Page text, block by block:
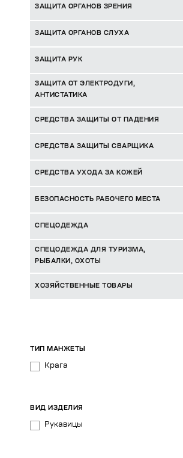
ЗАЩИТА ОРГАНОВ ЗРЕНИЯ
ЗАЩИТА ОРГАНОВ СЛУХА
ЗАЩИТА РУК
ЗАЩИТА ОТ ЭЛЕКТРОДУГИ,
АНТИСТАТИКА
СРЕДСТВА ЗАЩИТЫ ОТ ПАДЕНИЯ
СРЕДСТВА ЗАЩИТЫ СВАРЩИКА
СРЕДСТВА УХОДА ЗА КОЖЕЙ
БЕЗОПАСНОСТЬ РАБОЧЕГО МЕСТА
СПЕЦОДЕЖДА
СПЕЦОДЕЖДА ДЛЯ ТУРИЗМА,
РЫБАЛКИ, ОХОТЫ
ХОЗЯЙСТВЕННЫЕ ТОВАРЫ
ТИП МАНЖЕТЫ
Крага
ВИД ИЗДЕЛИЯ
Рукавицы